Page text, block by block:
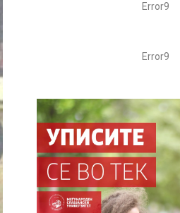
Error9
Error9